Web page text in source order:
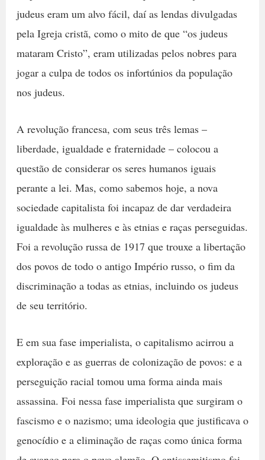
judeus eram um alvo fácil, daí as lendas divulgadas
pela Igreja cristã, como o mito de que “os judeus
mataram Cristo”, eram utilizadas pelos nobres para
jogar a culpa de todos os infortúnios da população
nos judeus.
A revolução francesa, com seus três lemas –
liberdade, igualdade e fraternidade – colocou a
questão de considerar os seres humanos iguais
perante a lei. Mas, como sabemos hoje, a nova
sociedade capitalista foi incapaz de dar verdadeira
igualdade às mulheres e às etnias e raças perseguidas.
Foi a revolução russa de 1917 que trouxe a libertação
dos povos de todo o antigo Império russo, o fim da
discriminação a todas as etnias, incluindo os judeus
de seu território.
E em sua fase imperialista, o capitalismo acirrou a
exploração e as guerras de colonização de povos: e a
perseguição racial tomou uma forma ainda mais
assassina. Foi nessa fase imperialista que surgiram o
fascismo e o nazismo; uma ideologia que justificava o
genocídio e a eliminação de raças como única forma